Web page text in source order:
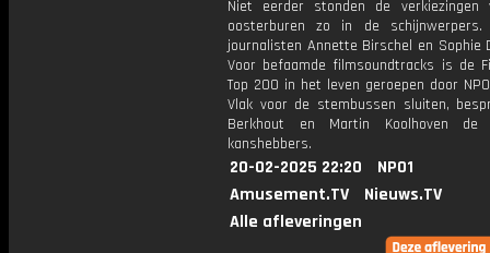
Niet eerder stonden de verkiezingen
oosterburen zo in de schijnwerpers.
journalisten Annette Birschel en Sophie
Voor befaamde filmsoundtracks is de
Top 200 in het leven geroepen door
Vlak voor de stembussen sluiten,
Berkhout en Martin Koolhoven de
kanshebbers.
20-02-2025 22:20
NPO1
Amusement.TV
Nieuws.TV
Alle afleveringen